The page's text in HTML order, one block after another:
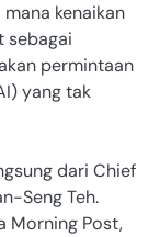
kenaikan
sebagai
permintaan
yang tak
dari Chief
Seng Teh.
Morning Post,